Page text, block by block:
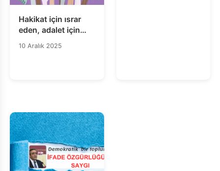
Hakikat için ısrar
eden, adalet için
direnen, barış için
10 Aralık 2025